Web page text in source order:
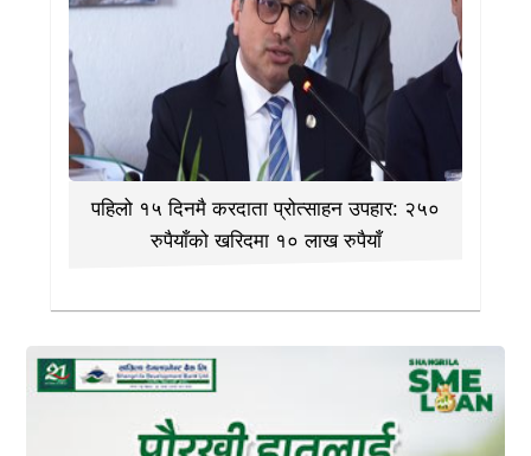
पहिलो १५ दिनमै करदाता प्रोत्साहन उपहार: २५०
रुपैयाँको खरिदमा १० लाख रुपैयाँ